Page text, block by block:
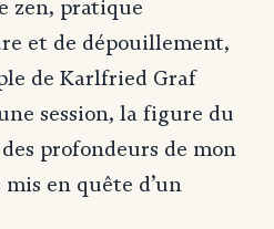
zen, pratique
et de dépouillement,
de Karlfried Graf
session, la figure du
profondeurs de mon
mis en quête d’un